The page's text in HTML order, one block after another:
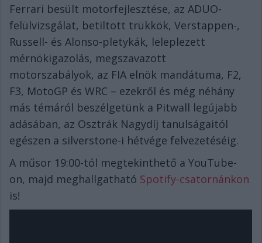
Ferrari besült motorfejlesztése, az ADUO-
felülvizsgálat, betiltott trükkök, Verstappen-,
Russell- és Alonso-pletykák, leleplezett
mérnökigazolás, megszavazott
motorszabályok, az FIA elnök mandátuma, F2,
F3, MotoGP és WRC – ezekről és még néhány
más témáról beszélgetünk a Pitwall legújabb
adásában, az Osztrák Nagydíj tanulságaitól
egészen a silverstone-i hétvége felvezetéséig.
A műsor 19:00-tól megtekinthető a YouTube-
on, majd meghallgatható Spotify-csatornánkon
is!